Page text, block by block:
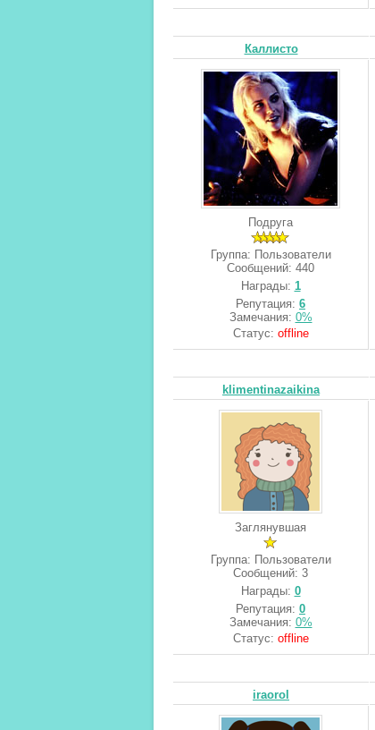
Каллисто
Подруга
Группа: Пользователи
Сообщений: 440
Награды: 1
Репутация: 6
Замечания: 0%
Статус: offline
klimentinazaikina
Заглянувшая
Группа: Пользователи
Сообщений: 3
Награды: 0
Репутация: 0
Замечания: 0%
Статус: offline
iraorol